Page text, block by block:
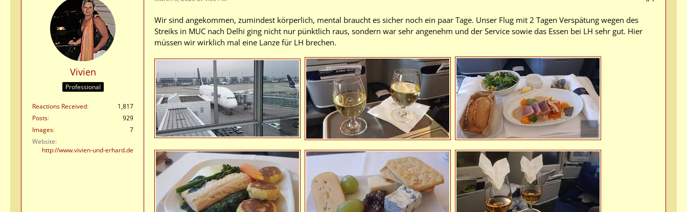
Vivien
Professional
Reactions Received
1,817
Posts
929
Images
7
Website
http://www.vivien-und-erhard.de
Wir sind angekommen, zumindest körperlich, mental braucht es sicher noch ein paar Tage. Unser Flug mit 2 Tagen Verspätung wegen des
Streiks in MUC nach Delhi ging nicht nur pünktlich raus, sondern war sehr angenehm und der Service sowie das Essen bei LH sehr gut. Hier
müssen wir wirklich mal eine Lanze für LH brechen.